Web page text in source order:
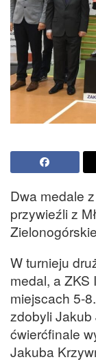
Dwa medale
przywieźli z
W turnieju
medal, a ZKS
miejscach 5-
zdobyli Jakub
ćwierćfinale
Jakuba